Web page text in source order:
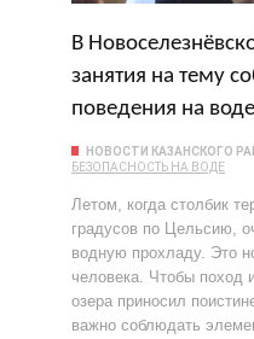
В
занятия на тему
поведения на воде
НОВОСТИ КАЗАНСКОГО
БЕЗОПАСНОСТЬ НА ВОДЕ
Летом, когда столбик
градусов по Цельсию,
водную прохладу. Это
человека. Чтобы поход
озера приносил
важно соблюдать